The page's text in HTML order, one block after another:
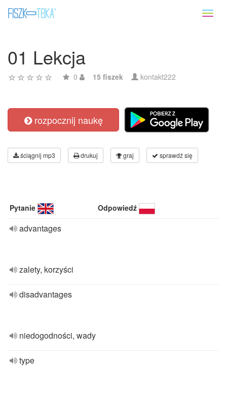
01 Lekcja
0 15 fiszek kontakt222
rozpocznij naukę
ściągnij mp3 drukuj graj sprawdź się
Pytanie Odpowiedź
advantages
zalety, korzyści
disadvantages
niedogodności, wady
type